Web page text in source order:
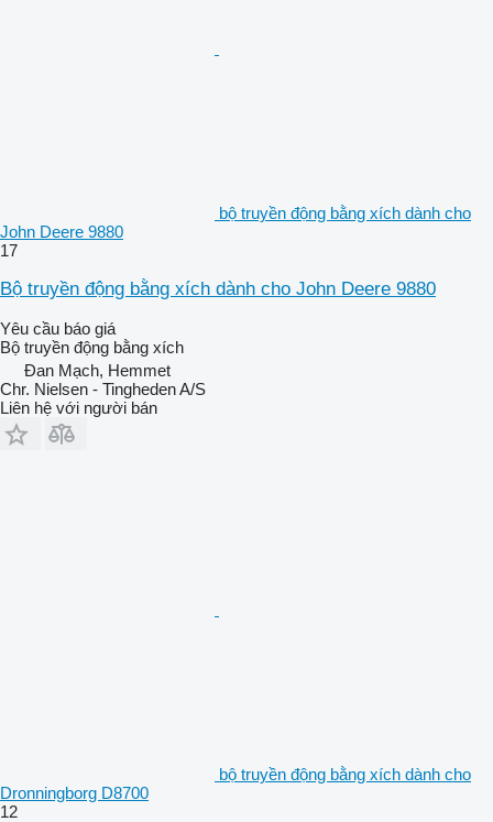
bộ truyền động bằng xích dành cho
John Deere 9880
17
Bộ truyền động bằng xích dành cho John Deere 9880
Yêu cầu báo giá
Bộ truyền động bằng xích
Đan Mạch, Hemmet
Chr. Nielsen - Tingheden A/S
Liên hệ với người bán
bộ truyền động bằng xích dành cho
Dronningborg D8700
12